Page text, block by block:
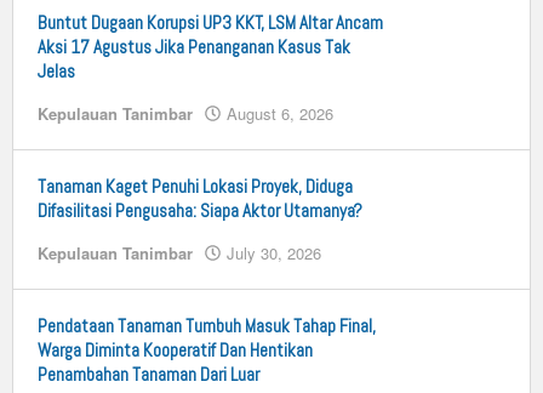
Tanimbar
August
2026
Buntut Dugaan Korupsi UP3 KKT, LSM Altar Ancam
Aksi 17 Agustus Jika Penanganan Kasus Tak
Jelas
Kepulauan Tanimbar
August 6, 2026
Tanaman Kaget Penuhi Lokasi Proyek, Diduga
Difasilitasi Pengusaha: Siapa Aktor Utamanya?
Kepulauan Tanimbar
July 30, 2026
Pendataan Tanaman Tumbuh Masuk Tahap Final,
Warga Diminta Kooperatif Dan Hentikan
Penambahan Tanaman Dari Luar